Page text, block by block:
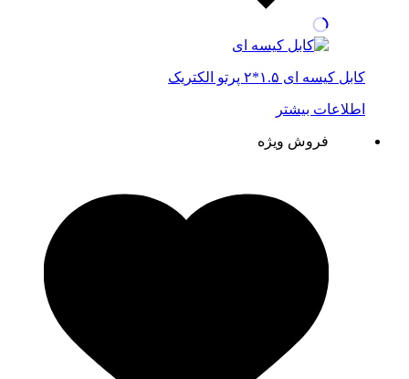
کابل کیسه ای ۱.۵*۲ پرتو الکتریک
اطلاعات بیشتر
فروش ویژه